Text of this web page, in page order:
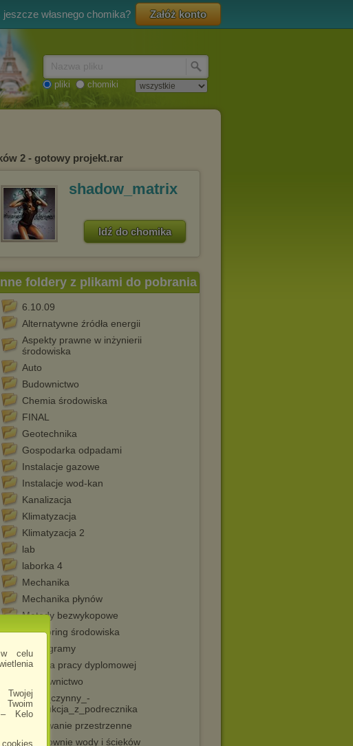
w celu
– Kelo
własnego chomika? Załóż konto
pliki chomiki
2 - gotowy projekt.rar
shadow_matrix
Idź do chomika
foldery z plikami do pobrania
6.10.09
Alternatywne źródła energii
Aspekty prawne w inżynierii
środowiska
Auto
Budownictwo
Chemia środowiska
FINAL
Geotechnika
Gospodarka odpadami
Instalacje gazowe
Instalacje wod-kan
Kanalizacja
Klimatyzacja
Klimatyzacja 2
lab
laborka 4
Mechanika
Mechanika płynów
Metody bezwykopowe
Monitoring środowiska
Nomogramy
Obrona pracy dyplomowej
Ogrzewnictwo
Osad_czynny_-
_instrukcja_z_podrecznika
Planowanie przestrzenne
Pompownie wody i ścieków